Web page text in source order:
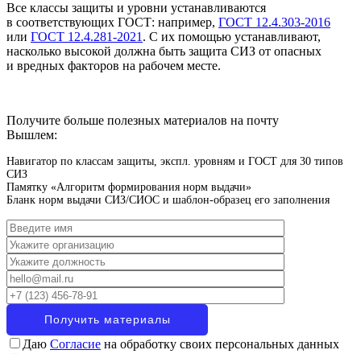
Все классы защиты и уровни устанавливаются
в соответствующих ГОСТ: например, ГОСТ 12.4.303-2016
или ГОСТ 12.4.281-2021 . С их помощью устанавливают,
насколько высокой должна быть защита СИЗ от опасных
и вредных факторов на рабочем месте.
Получите больше полезных материалов на почту
Вышлем:
Навигатор по классам защиты, экспл. уровням и ГОСТ для 30 типов
СИЗ
Памятку «Алгоритм формирования норм выдачи»
Бланк норм выдачи СИЗ/СИОС и шаблон-образец его заполнения
Даю Согласие на обработку своих персональных данных